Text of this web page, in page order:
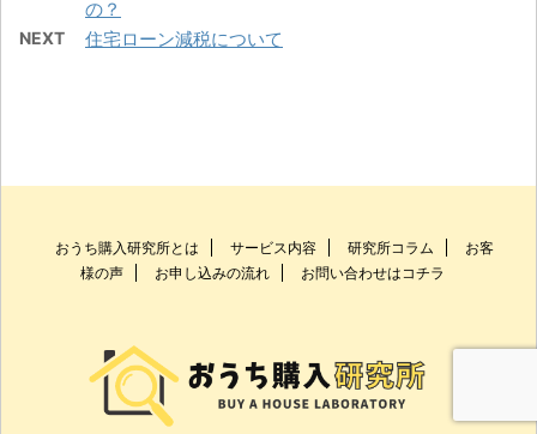
の？
NEXT 住宅ローン減税について
おうち購入研究所とは サービス内容 研究所コラム
お客
様の声
お申し込みの流れ お問い合わせはコチラ